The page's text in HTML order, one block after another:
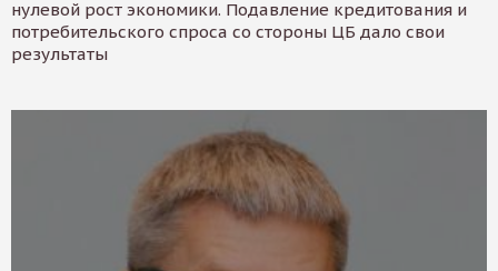
нулевой рост экономики. Подавление кредитования и
потребительского спроса со стороны ЦБ дало свои
результаты